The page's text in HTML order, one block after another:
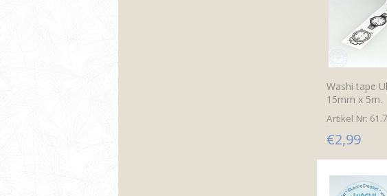
Washi tape
15mm x 5m.
Artikel Nr:
€2,99